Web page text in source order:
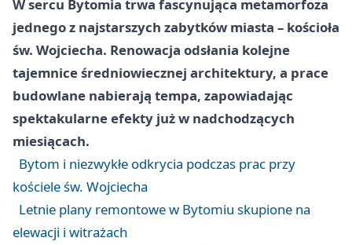
W sercu Bytomia trwa fascynująca metamorfoza
jednego z najstarszych zabytków miasta – kościoła
św. Wojciecha. Renowacja odsłania kolejne
tajemnice średniowiecznej architektury, a prace
budowlane nabierają tempa, zapowiadając
spektakularne efekty już w nadchodzących
miesiącach.
Bytom i niezwykłe odkrycia podczas prac przy
kościele św. Wojciecha
Letnie plany remontowe w Bytomiu skupione na
elewacji i witrażach